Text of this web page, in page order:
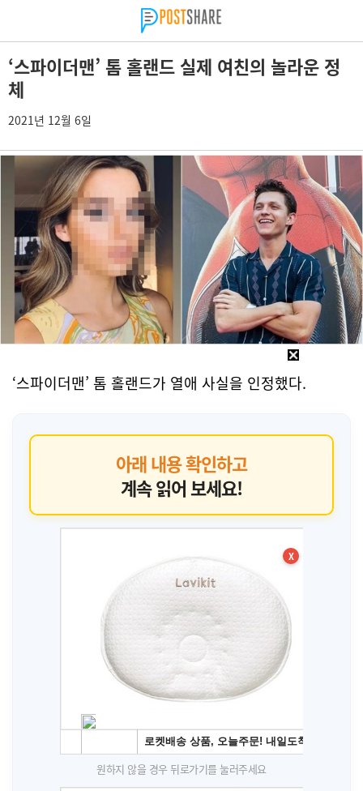
‘스파이더맨’ 톰 홀랜드 실제 여친의 놀라운 정
체
2021년 12월 6일
‘스파이더맨’ 톰 홀랜드가 열애 사실을 인정했다.
아래 내용 확인하고
계속 읽어 보세요!
X
원하지 않을 경우 뒤로가기를 눌러주세요